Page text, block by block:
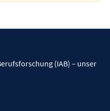
(IAB) – unser